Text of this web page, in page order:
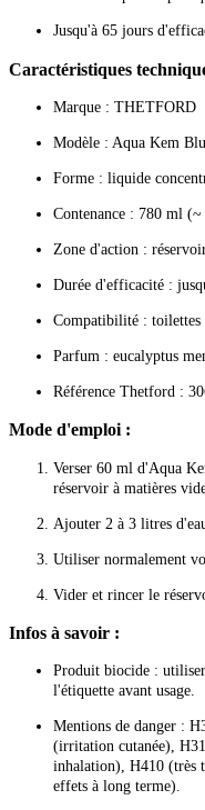
Jusqu'à 65 jours
Caractéristiques
Marque : THETFORD
Modèle : Aqua Kem
Forme : liquide
Contenance : 780 ml
Zone d'action :
Durée d'efficacité :
Compatibilité : toilettes
Parfum : eucalyptus
Référence Thetford :
Mode d'emploi :
Verser 60 ml d'Aqua
réservoir à matières
Ajouter 2 à 3 litres
Utiliser normalement
Vider et rincer le
Infos à savoir :
Produit biocide :
l'étiquette avant usage.
Mentions de danger :
(irritation cutanée),
inhalation), H410 (très
effets à long terme).